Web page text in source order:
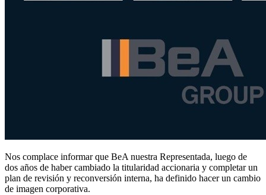
Nos complace informar que BeA nuestra Representada, luego de
dos años de haber cambiado la titularidad accionaria y completar un
plan de revisión y reconversión interna, ha definido hacer un cambio
de imagen corporativa.